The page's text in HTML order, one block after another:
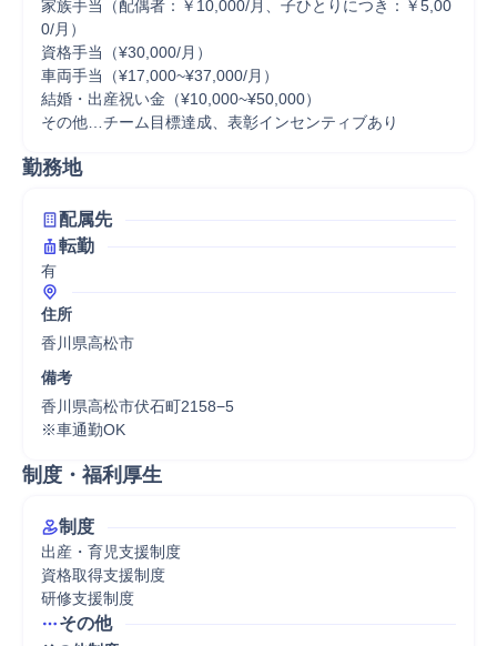
家族手当（配偶者：￥10,000/月、子ひとりにつき：￥5,00
0/月）
資格手当（¥30,000/月）
車両手当（¥17,000~¥37,000/月）
結婚・出産祝い金（¥10,000~¥50,000）
その他…チーム目標達成、表彰インセンティブあり
勤務地
配属先
転勤
有
住所
香川県高松市
備考
香川県高松市伏石町2158−5
※車通勤OK
制度・福利厚生
制度
出産・育児支援制度
資格取得支援制度
研修支援制度
その他